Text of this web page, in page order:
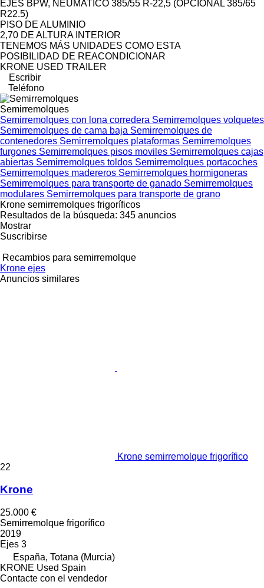
EJES BPW, NEUMATICO 385/55 R-22,5 (OPCIONAL 385/65
R22.5)
PISO DE ALUMINIO
2,70 DE ALTURA INTERIOR
TENEMOS MÁS UNIDADES COMO ESTA
POSIBILIDAD DE REACONDICIONAR
KRONE USED TRAILER
Escribir
Teléfono
Semirremolques
Semirremolques con lona corredera Semirremolques volquetes
Semirremolques de cama baja Semirremolques de
contenedores Semirremolques plataformas Semirremolques
furgones Semirremolques pisos moviles Semirremolques cajas
abiertas Semirremolques toldos Semirremolques portacoches
Semirremolques madereros Semirremolques hormigoneras
Semirremolques para transporte de ganado Semirremolques
modulares Semirremolques para transporte de grano
Krone semirremolques frigoríficos
Resultados de la búsqueda: 345 anuncios
Mostrar
Suscribirse
Recambios para semirremolque
Krone ejes
Anuncios similares
Krone semirremolque frigorífico
22
Krone
25.000 €
Semirremolque frigorífico
2019
Ejes 3
España, Totana (Murcia)
KRONE Used Spain
Contacte con el vendedor